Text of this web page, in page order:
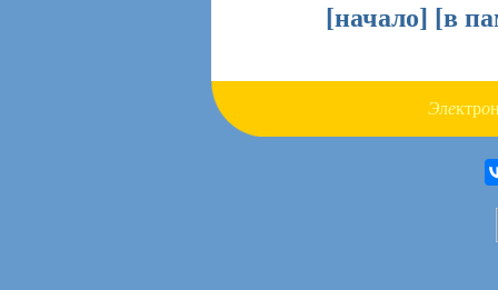
[начало] [в
Электро